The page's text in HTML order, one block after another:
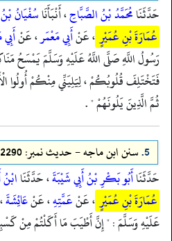
حَدَّثَنَامُحَمَّدُ بْنُ الصَّبَّاحِ، أَنْبَأَنَاسُفْيَانُ
عُمَارَةَ بْنِ عُمَيْرٍ، عَنْأَبِي مَعْمَر، عَنْ
رَسُولُ اللَّهِ صَلَّى اللَّهُ عَلَيْهِ وَسَلَّمَ يَمْسَحُ
فَتَخْتَلِفَ قُلُوبُكُمْ ، لِيَلِيَنِّي مِنْكُمْ أُولُوا
ثُمَّ الَّذِينَ يَلُونَهُمْ " .
5. سنن ابن ماجه - حدیث نمبر: 2290
حَدَّثَنَاأَبُو بَكْرِ بْنُ أَبِي شَيْبَةَ، حَدَّثَنَاابْنُ
عُمَارَةَ بْنِ عُمَيْرٍ، عَنْعَمَّتِهِ، عَنْعَائِشَةَ
عَلَيْهِ وَسَلَّمَ : " إِنَّ أَطْيَبَ مَا أَكَلْتُمْ مِنْ